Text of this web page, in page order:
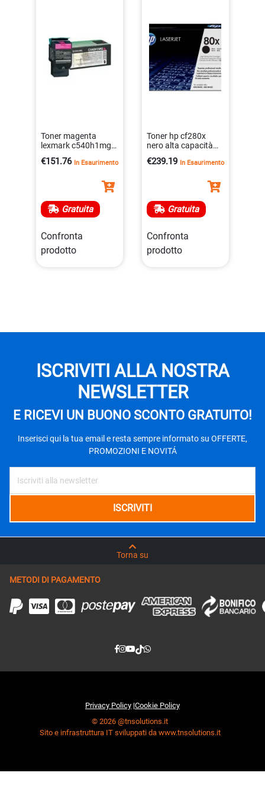
Toner magenta
lexmark c540h1mg
stampanti 54x x54x
0734646083478
€151.76 In Esaurimento
Gratuita
Confronta
prodotto
Toner hp cf280x
nero alta capacità
professionale
€239.19 In Esaurimento
Gratuita
Confronta
prodotto
ISCRIVITI ALLA NOSTRA
NEWSLETTER
E RICEVI UN BUONO SCONTO GRATUITO!
Inserisci qui la tua email e resta sempre informato su OFFERTE,
PROMOZIONI E NOVITÁ
Torna su
METODI DI PAGAMENTO
Privacy Policy |Cookie Policy
© 2026 @tnsolutions.it
Sito e infrastruttura IT sviluppati da www.tnsolutions.it